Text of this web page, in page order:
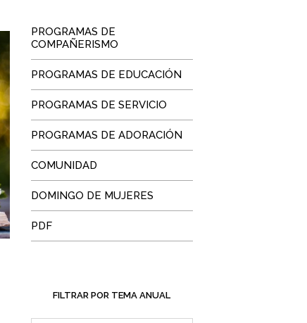
PROGRAMAS DE
COMPAÑERISMO
PROGRAMAS DE EDUCACIÓN
PROGRAMAS DE SERVICIO
PROGRAMAS DE ADORACIÓN
COMUNIDAD
DOMINGO DE MUJERES
PDF
FILTRAR POR TEMA ANUAL